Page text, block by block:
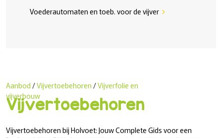
Voederautomaten en toeb. voor de vijver chevron_right
Vijvertoebehoren
Aanbod/Vijvertoebehoren/Vijverfolie en
vijverbouw
Vijvertoebehoren bij Holvoet: Jouw Complete Gids voor een